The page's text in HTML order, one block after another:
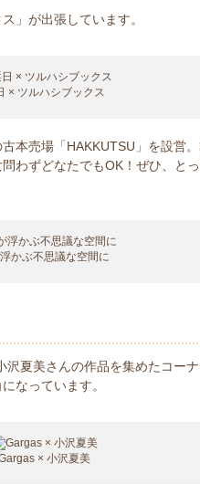
」が出張しています。
× ツルハシブックス
本売場「HAKKUTSU」を設営
わずどなたでもOK！ぜひ、と
かぶ不思議な空間に
夏美さんの作品を集めたコー
なっています。
× 小沢夏美